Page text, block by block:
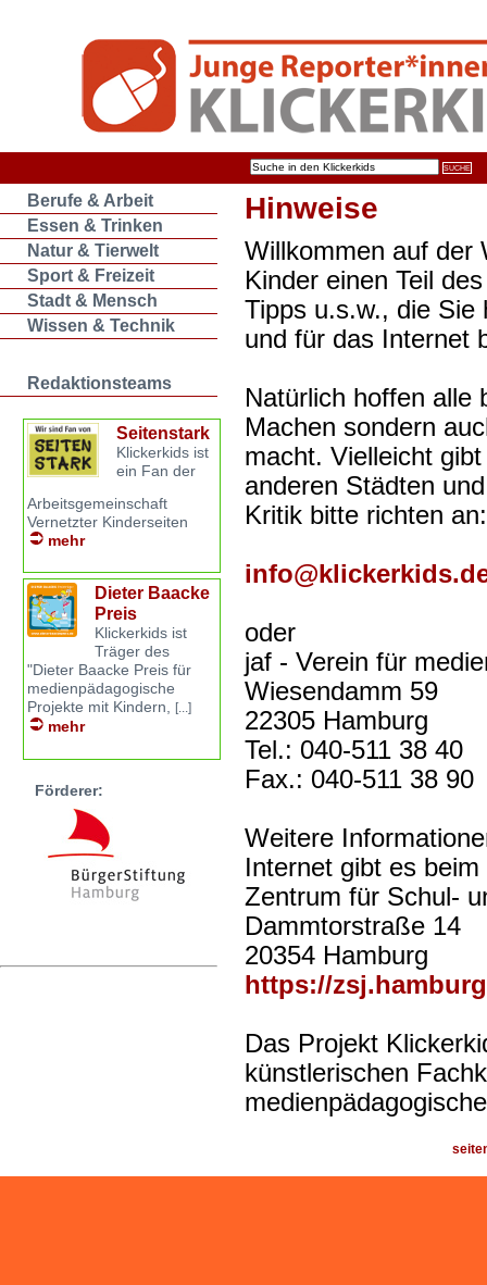
Berufe & Arbeit
Essen & Trinken
Natur & Tierwelt
Sport & Freizeit
Stadt & Mensch
Wissen & Technik
Redaktionsteams
Seitenstark
Klickerkids ist
ein Fan der
Arbeitsgemeinschaft
Vernetzter Kinderseiten
mehr
Dieter Baacke
Preis
Klickerkids ist
Träger des
"Dieter Baacke Preis für
medienpädagogische
Projekte mit Kindern, [...]
mehr
Förderer:
Hinweise
Willkommen auf der
Kinder einen Teil
Tipps u.s.w., die Sie
und für das Internet
Natürlich hoffen alle
Machen sondern
macht. Vielleicht
anderen Städten
Kritik bitte richten an:
oder
jaf - Verein für
Wiesendamm 59
22305 Hamburg
Tel.: 040-511 38 40
Fax.: 040-511 38 90
Weitere
Internet gibt es beim
Zentrum für Schul-
Dammtorstraße 14
20354 Hamburg
https://
Das Projekt
künstlerischen